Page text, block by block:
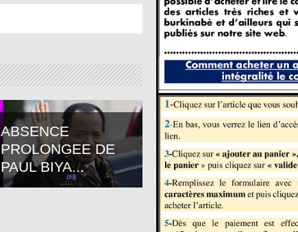
ABSENCE
PROLONGEE DE
PAUL BIYA...